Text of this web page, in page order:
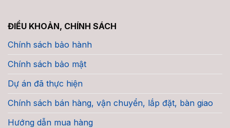
ĐIỀU KHOẢN, CHÍNH SÁCH
Chính sách bảo hành
Chính sách bảo mật
Dự án đã thực hiện
Chính sách bán hàng, vận chuyển, lắp đặt, bàn giao
Hướng dẫn mua hàng